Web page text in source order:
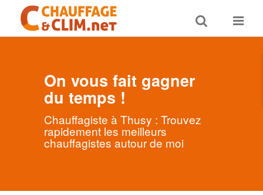
Toggle
search
Toggle
On vous fait gagner
du temps !
Chauffagiste à Thusy : Trouvez
rapidement les meilleurs
chauffagistes autour de moi